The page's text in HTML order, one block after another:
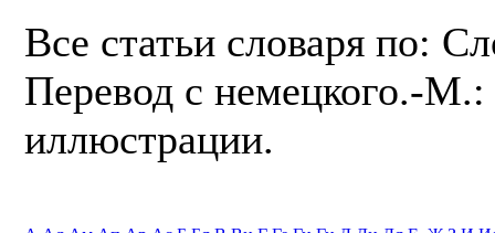
Все статьи словаря по:
Перевод с немецкого.-
иллюстрации.